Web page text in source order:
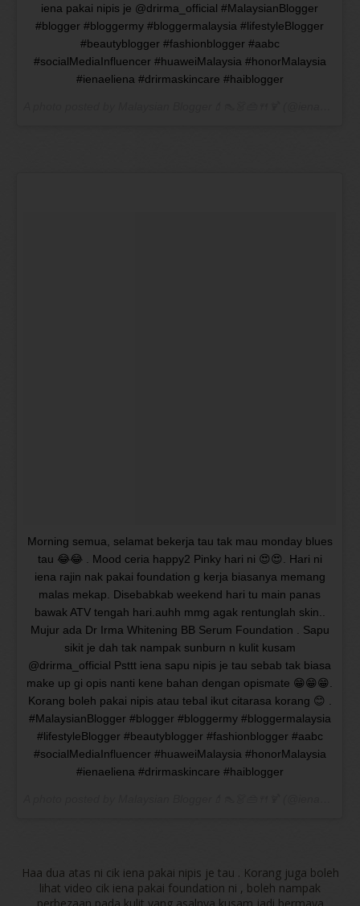
iena pakai nipis je @drirma_official #MalaysianBlogger
#blogger #bloggermy #bloggermalaysia #lifestyleBlogger
#beautyblogger #fashionblogger #aabc
#socialMediaInfluencer #huaweiMalaysia #honorMalaysia
#ienaeliena #drirmaskincare #haiblogger
Morning semua, selamat bekerja tau tak mau monday blues
tau 😂😂 . Mood ceria happy2 Pinky hari ni 😍😍. Hari ni
iena rajin nak pakai foundation g kerja biasanya memang
malas mekap. Disebabkab weekend hari tu main panas
bawak ATV tengah hari.auhh mmg agak rentunglah skin..
Mujur ada Dr Irma Whitening BB Serum Foundation . Sapu
sikit je dah tak nampak sunburn n kulit kusam
@drirma_official Psttt iena sapu nipis je tau sebab tak biasa
make up gi opis nanti kene bahan dengan opismate 😁😁😁.
Korang boleh pakai nipis atau tebal ikut citarasa korang 😊 .
#MalaysianBlogger #blogger #bloggermy #bloggermalaysia
#lifestyleBlogger #beautyblogger #fashionblogger #aabc
#socialMediaInfluencer #huaweiMalaysia #honorMalaysia
#ienaeliena #drirmaskincare #haiblogger
Haa dua atas ni cik iena pakai nipis je tau . Korang juga boleh
lihat video cik iena pakai foundation ni , boleh nampak